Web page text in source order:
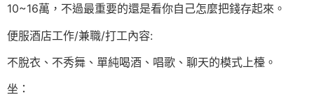
10~16萬，不過最重要的還是看你自己怎麼把錢存起來。
便服酒店工作/兼職/打工內容:
不脫衣、不秀舞、單純喝酒、唱歌、聊天的模式上檯。
坐：